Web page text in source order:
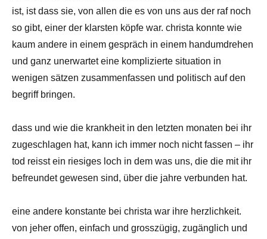
ist, ist dass sie, von allen die es von uns aus der raf noch
so gibt, einer der klarsten köpfe war. christa konnte wie
kaum andere in einem gespräch in einem handumdrehen
und ganz unerwartet eine komplizierte situation in
wenigen sätzen zusammenfassen und politisch auf den
begriff bringen.
dass und wie die krankheit in den letzten monaten bei ihr
zugeschlagen hat, kann ich immer noch nicht fassen – ihr
tod reisst ein riesiges loch in dem was uns, die die mit ihr
befreundet gewesen sind, über die jahre verbunden hat.
eine andere konstante bei christa war ihre herzlichkeit.
von jeher offen, einfach und grosszügig, zugänglich und